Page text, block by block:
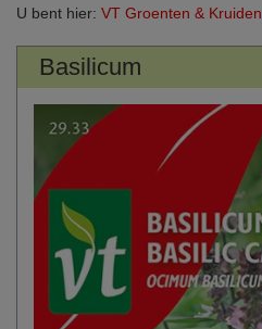
U bent hier: VT Groenten & Kruiden
Basilicum